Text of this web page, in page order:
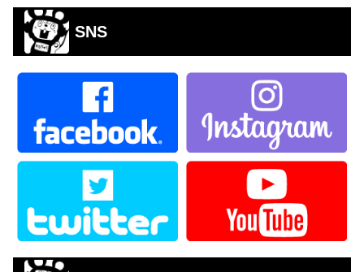
SNS